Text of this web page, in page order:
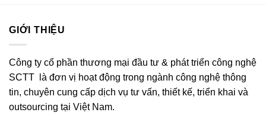
GIỚI THIỆU
Công ty cổ phần thương mại đầu tư & phát triển công nghệ
SCTT là đơn vị hoạt động trong ngành công nghệ thông
tin, chuyên cung cấp dịch vụ tư vấn, thiết kế, triển khai và
outsourcing tại Việt Nam.